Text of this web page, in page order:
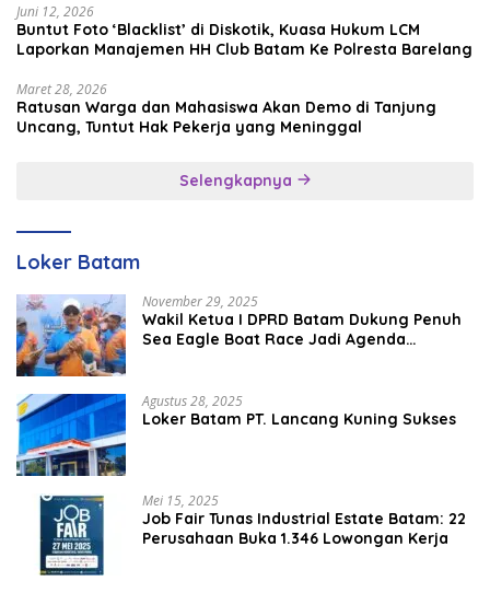
Juni 12, 2026
Buntut Foto ‘Blacklist’ di Diskotik, Kuasa Hukum LCM
Laporkan Manajemen HH Club Batam Ke Polresta Barelang
Maret 28, 2026
Ratusan Warga dan Mahasiswa Akan Demo di Tanjung
Uncang, Tuntut Hak Pekerja yang Meninggal
Selengkapnya
Loker Batam
November 29, 2025
Wakil Ketua I DPRD Batam Dukung Penuh
Sea Eagle Boat Race Jadi Agenda
Agustus 28, 2025
Loker Batam PT. Lancang Kuning Sukses
Mei 15, 2025
Job Fair Tunas Industrial Estate Batam: 22
Perusahaan Buka 1.346 Lowongan Kerja